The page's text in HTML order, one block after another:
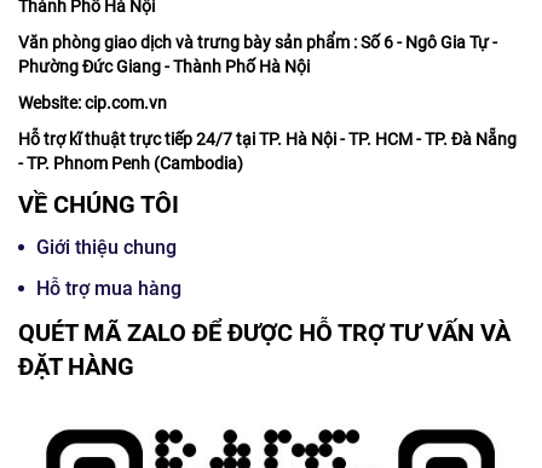
Thành Phố Hà Nội
Văn phòng giao dịch và trưng bày sản phẩm : Số 6 - Ngô Gia Tự -
Phường Đức Giang - Thành Phố Hà Nội
Website: cip.com.vn
Hỗ trợ kĩ thuật trực tiếp 24/7 tại TP. Hà Nội - TP. HCM - TP. Đà Nẵng
- TP. Phnom Penh (Cambodia)
VỀ CHÚNG TÔI
Giới thiệu chung
Hỗ trợ mua hàng
QUÉT MÃ ZALO ĐỂ ĐƯỢC HỖ TRỢ TƯ VẤN VÀ
ĐẶT HÀNG